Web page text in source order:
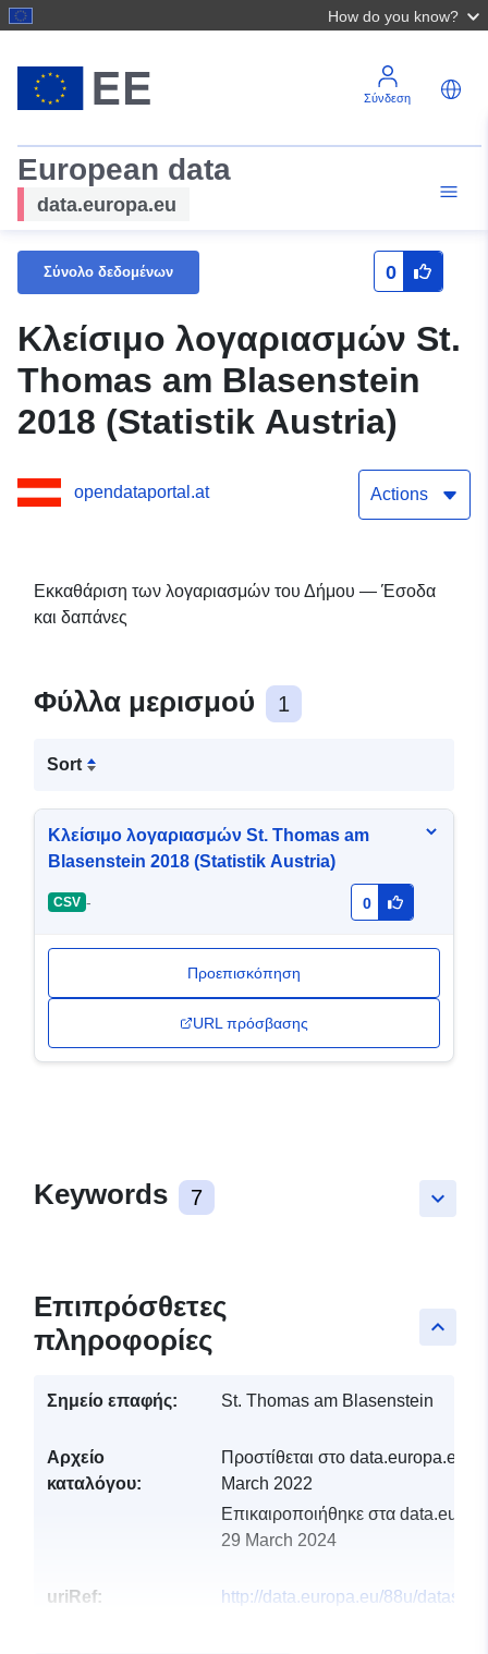
How do you know?
Σύνδεση
European data
data.europa.eu
Σύνολο δεδομένων 0
Κλείσιμο λογαριασμών St.
Thomas am Blasenstein
2018 (Statistik Austria)
opendataportal.at Actions
Εκκαθάριση των λογαριασμών του Δήμου — Έσοδα
και δαπάνες
Φύλλα μερισμού 1
Sort
Κλείσιμο λογαριασμών St. Thomas am
Blasenstein 2018 (Statistik Austria)
CSV - 0
Προεπισκόπηση
URL πρόσβασης
keyboard_arrow_down
Keywords 7
keyboard_arrow_up
Επιπρόσθετες
πληροφορίες
Σημείο επαφής: St. Thomas am Blasenstein
Αρχείο
καταλόγου:
Προστίθεται στο data.europa.eu:
March 2022
Επικαιροποιήθηκε στα
29 March 2024
uriRef:
http://data.europa.eu/88u/